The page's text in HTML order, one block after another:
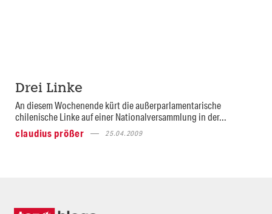
Drei Linke
An diesem Wochenende kürt die außerparlamentarische
chilenische Linke auf einer Nationalversammlung in der...
claudius prößer
25.04.2009